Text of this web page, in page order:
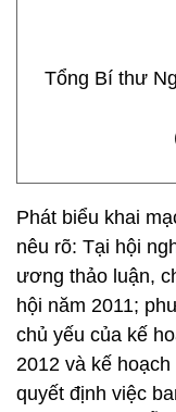
Tổng Bí thư
Phát biểu khai
nêu rõ: Tại hội
ương thảo luận,
hội năm 2011;
chủ yếu của kế
2012 và kế
quyết định việc